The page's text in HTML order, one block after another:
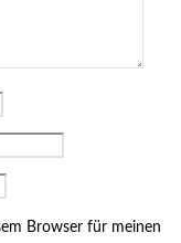
Browser für meinen